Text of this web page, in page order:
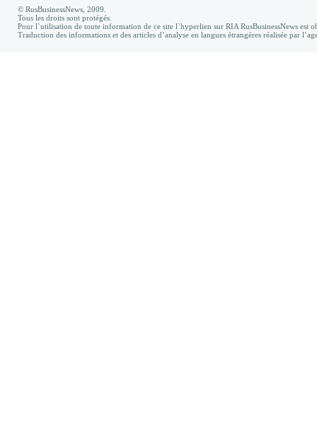
© RusBusinessNews, 2009.
Tous les droits sont protégés.
Pour l`utilisation de toute information de ce site l`hyperlien sur RIA RusBusinessNews est
Traduction des informations et des articles d’analyse en langues étrangères réalisée par